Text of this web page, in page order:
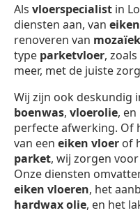
Als vloerspecialist in
diensten aan, van
renoveren van
type parketvloer, zoals
meer, met de juiste
Wij zijn ook deskundig
boenwas, vloerolie, en
perfecte afwerking. Of
van een eiken vloer of
parket, wij zorgen
Onze diensten
eiken vloeren, het
hardwax olie, en het